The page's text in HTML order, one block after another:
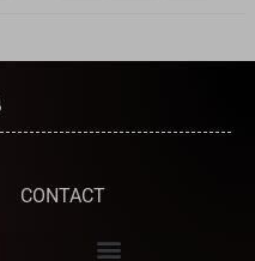
CONTACT